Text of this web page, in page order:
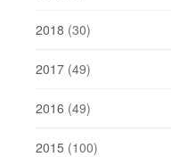
2018 (30)
2017 (49)
2016 (49)
2015 (100)